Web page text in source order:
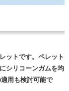
ットです。ペレット
シリコーンガムを均
用も検討可能で